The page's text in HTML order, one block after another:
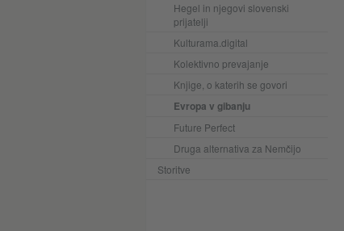
Hegel in njegovi slovenski
prijatelji
Kulturama.digital
Kolektivno prevajanje
Knjige, o katerih se govori
Evropa v gibanju
Future Perfect
Druga alternativa za Nemčijo
Storitve